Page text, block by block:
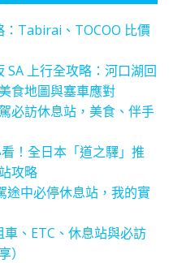
：Tabirai、TOCOO 比價
SA 上行全攻略：河口湖回
食地圖與塞車應對
必訪休息站，美食、伴手
！全日本「道之驛」推
攻略
途中必停休息站，我的實
、ETC、休息站與必訪
）